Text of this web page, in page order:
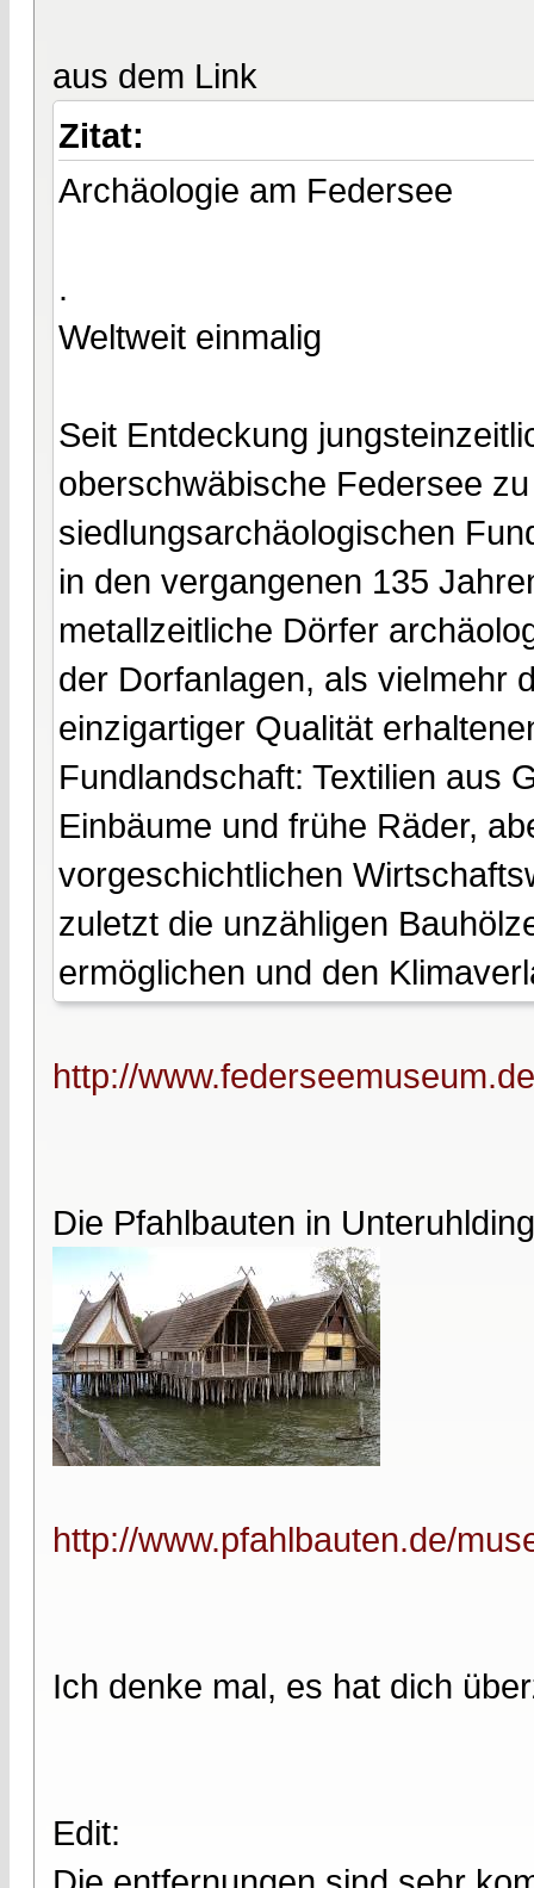
aus dem Link
Zitat:
Archäologie am Federsee
.
Weltweit einmalig
Seit Entdeckung
oberschwäbische Federsee
siedlungsarchäologischen
in den vergangenen 135
metallzeitliche Dörfer
der Dorfanlagen, als vielmehr
einzigartiger Qualität
Fundlandschaft: Textilien aus
Einbäume und frühe Räder,
vorgeschichtlichen
zuletzt die unzähligen
ermöglichen und den
http://
Die Pfahlbauten in
http://www.pfahlbauten.de/
Ich denke mal, es hat dich
Edit: